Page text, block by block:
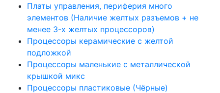
Платы управления, периферия много
элементов (Наличие желтых разъемов + не
менее 3-х желтых процессоров)
Процессоры керамические с желтой
подложкой
Процессоры маленькие с металлической
крышкой микс
Процессоры пластиковые (Чёрные)